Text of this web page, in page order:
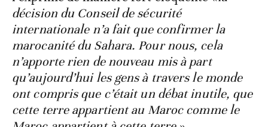
décision du Conseil de sécurité
internationale n’a fait que confirmer la
marocanité du Sahara. Pour nous, cela
n’apporte rien de nouveau mis à part
qu’aujourd’hui les gens à travers le monde
ont compris que c’était un débat inutile, que
cette terre appartient au Maroc comme le